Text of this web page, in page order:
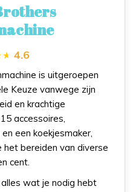
4.6
is uitgeroepen
Keuze vanwege zijn
en krachtige
accessoires,
een koekjesmaker,
het bereiden van diverse
cent.
wat je nodig hebt